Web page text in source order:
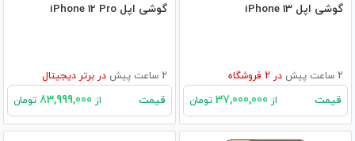
گوشی اپل iPhone 13
2 ساعت پیش در فروشگاه
قیمت از تومان
گوشی اپل iPhone 12 Pro
2 ساعت پیش در برتر دیجیتال
قیمت از تومان